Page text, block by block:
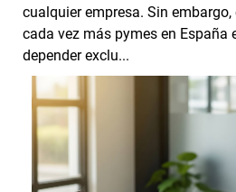
cualquier empresa. Sin
cada vez más pymes en España
depender exclu...